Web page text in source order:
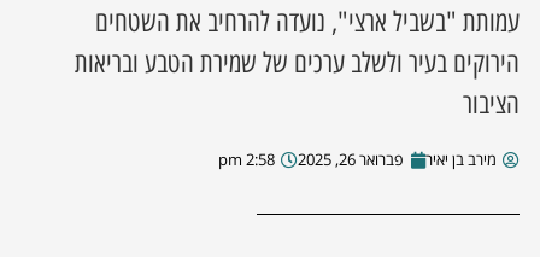
עמותת "בשביל ארצי", נועדה להרחיב את השטחים
הירוקים בעיר ולשלב ערכים של שמירת הטבע ובריאות
הציבור
מירב בן יאיר פברואר 26, 2025 2:58 pm